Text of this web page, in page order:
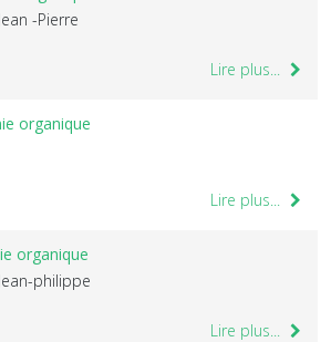
-Pierre
Lire plus...
organique
Lire plus...
organique
philippe
Lire plus...